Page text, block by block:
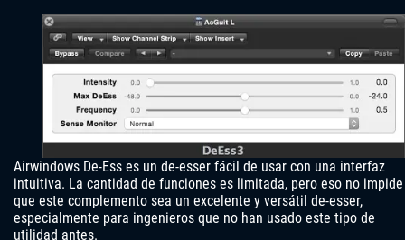
Airwindows De-Ess es un de-esser fácil de usar con una interfaz
intuitiva. La cantidad de funciones es limitada, pero eso no impide
que este complemento sea un excelente y versátil de-esser,
especialmente para ingenieros que no han usado este tipo de
utilidad antes.